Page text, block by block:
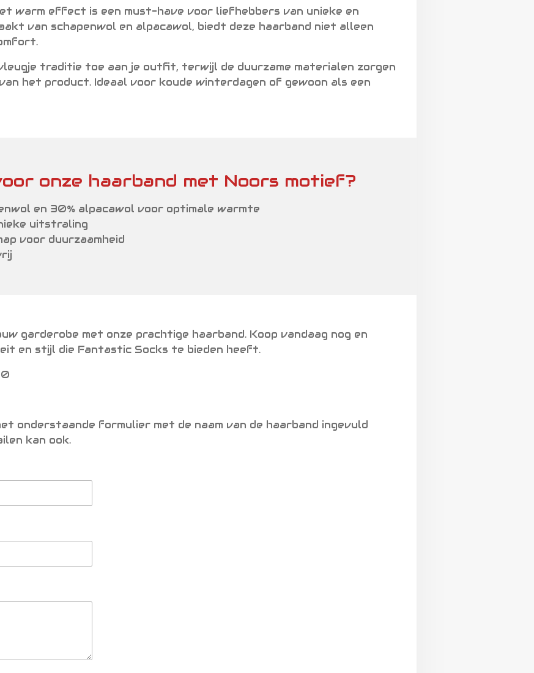
warm effect is een must-have voor liefhebbers van unieke en
van schapenwol en alpacawol, biedt deze haarband niet alleen
traditie toe aan je outfit, terwijl de duurzame materialen zorgen
het product. Ideaal voor koude winterdagen of gewoon als een
onze haarband met Noors motief?
en 30% alpacawol voor optimale warmte
uitstraling
voor duurzaamheid
garderobe met onze prachtige haarband. Koop vandaag nog en
en stijl die Fantastic Socks te bieden heeft.
onderstaande formulier met de naam van de haarband ingevuld
kan ook.